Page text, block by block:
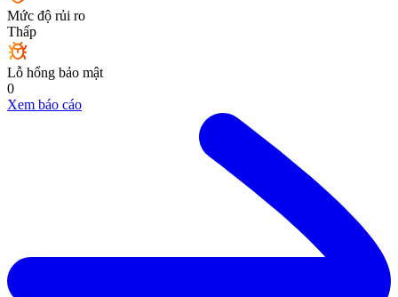
Mức độ rủi ro
Thấp
Lỗ hổng bảo mật
0
Xem báo cáo